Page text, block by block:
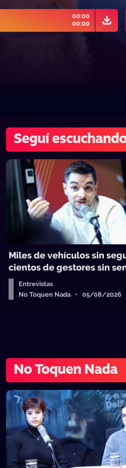
00:00
00:00
Seguí
Miles de vehículos sin
cientos de gestores sin
Entrevistas
No Toquen Nada • 05/08/2026
No Toquen Nada